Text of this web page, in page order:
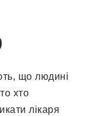
що людині
хто
лікаря